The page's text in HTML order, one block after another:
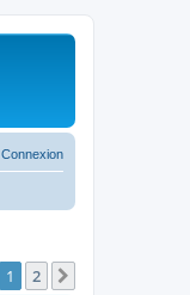
Connexion
1 2